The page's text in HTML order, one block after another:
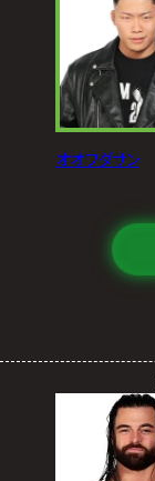
オオワダサン